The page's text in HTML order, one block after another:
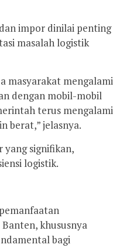
impor dinilai penting
masalah logistik
masyarakat mengalami
dengan mobil-mobil
terus mengalami
berat,” jelasnya.
yang signifikan,
logistik.
khususnya
bagi